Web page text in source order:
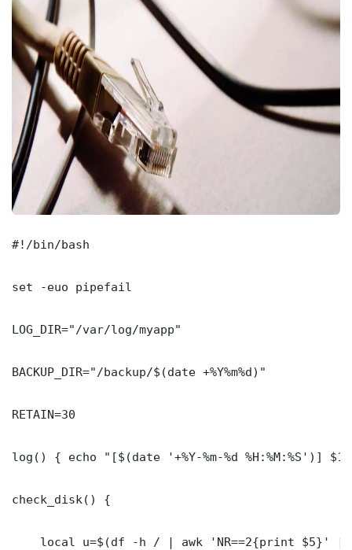
#!/bin/bash
set -euo pipefail
LOG_DIR="/var/log/myapp"
BACKUP_DIR="/backup/$(date +%Y%m%d)"
RETAIN=30
log() { echo "[$(date '+%Y-%m-%d %H:%M:%S')]
check_disk() {
local u=$(df -h / | awk 'NR==2{print $5}' |